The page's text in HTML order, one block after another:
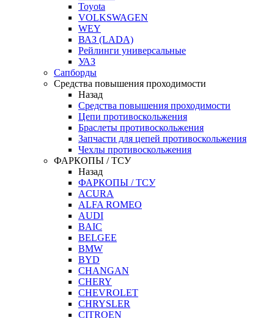
Toyota
VOLKSWAGEN
WEY
ВАЗ (LADA)
Рейлинги универсальные
УАЗ
Сапборды
Средства повышения проходимости
Назад
Средства повышения проходимости
Цепи противоскольжения
Браслеты противоскольжения
Запчасти для цепей противоскольжения
Чехлы противоскольжения
ФАРКОПЫ / ТСУ
Назад
ФАРКОПЫ / ТСУ
ACURA
ALFA ROMEO
AUDI
BAIC
BELGEE
BMW
BYD
CHANGAN
CHERY
CHEVROLET
CHRYSLER
CITROEN